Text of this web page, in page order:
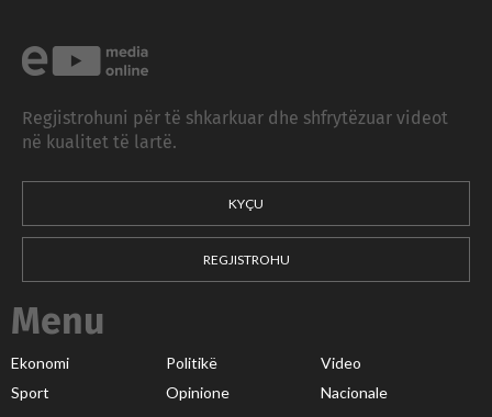
Regjistrohuni për të shkarkuar dhe shfrytëzuar videot
në kualitet të lartë.
KYÇU
REGJISTROHU
Menu
Ekonomi Politikë
Video
Sport
Opinione
Nacionale